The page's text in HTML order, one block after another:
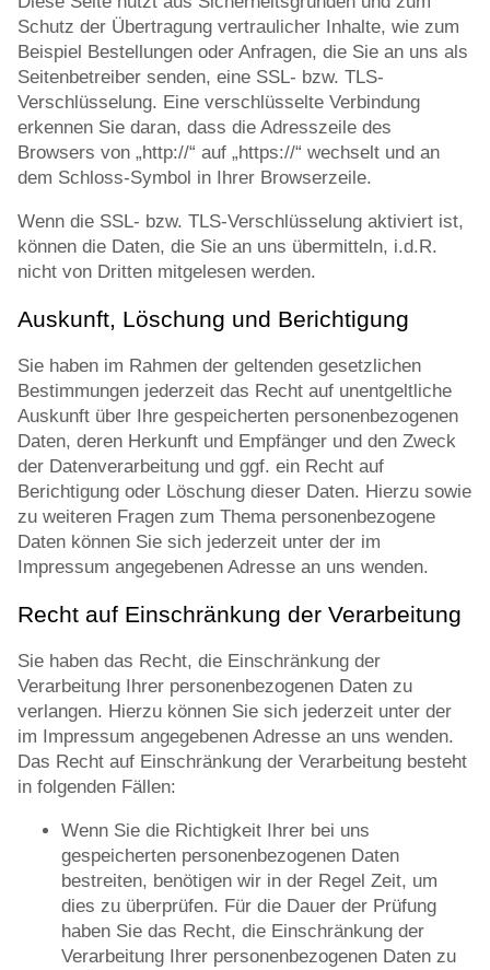
Schutz der Übertragung vertraulicher Inhalte, wie zum
Beispiel Bestellungen oder Anfragen, die Sie an uns als
Seitenbetreiber senden, eine SSL- bzw. TLS-
Verschlüsselung. Eine verschlüsselte Verbindung
erkennen Sie daran, dass die Adresszeile des
Browsers von „http://“ auf „https://“ wechselt und an
dem Schloss-Symbol in Ihrer Browserzeile.
Wenn die SSL- bzw. TLS-Verschlüsselung aktiviert ist,
können die Daten, die Sie an uns übermitteln, i.d.R.
nicht von Dritten mitgelesen werden.
Auskunft, Löschung und Berichtigung
Sie haben im Rahmen der geltenden gesetzlichen
Bestimmungen jederzeit das Recht auf unentgeltliche
Auskunft über Ihre gespeicherten personenbezogenen
Daten, deren Herkunft und Empfänger und den Zweck
der Datenverarbeitung und ggf. ein Recht auf
Berichtigung oder Löschung dieser Daten. Hierzu sowie
zu weiteren Fragen zum Thema personenbezogene
Daten können Sie sich jederzeit unter der im
Impressum angegebenen Adresse an uns wenden.
Recht auf Einschränkung der Verarbeitung
Sie haben das Recht, die Einschränkung der
Verarbeitung Ihrer personenbezogenen Daten zu
verlangen. Hierzu können Sie sich jederzeit unter der
im Impressum angegebenen Adresse an uns wenden.
Das Recht auf Einschränkung der Verarbeitung besteht
in folgenden Fällen:
Wenn Sie die Richtigkeit Ihrer bei uns
gespeicherten personenbezogenen Daten
bestreiten, benötigen wir in der Regel Zeit, um
dies zu überprüfen. Für die Dauer der Prüfung
haben Sie das Recht, die Einschränkung der
Verarbeitung Ihrer personenbezogenen Daten zu